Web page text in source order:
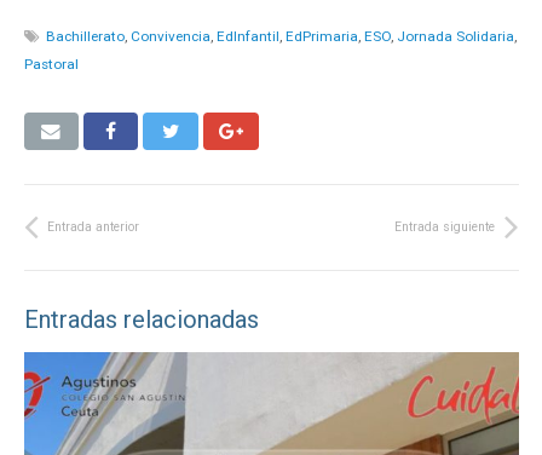
Bachillerato,Convivencia,EdInfantil,EdPrimaria,ESO, Jornada Solidaria,
Pastoral
Entrada anterior Entrada siguiente
Entradas relacionadas